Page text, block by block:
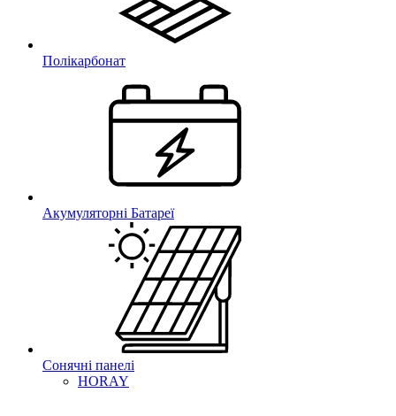
Полікарбонат
Акумуляторні Батареї
Сонячні панелі
HORAY